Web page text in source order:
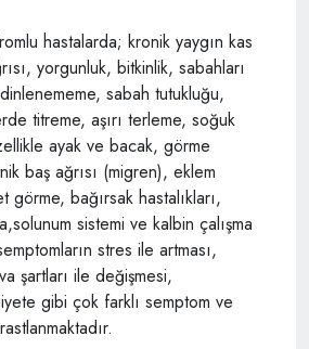
hastalarda; kronik yaygın kas
yorgunluk, bitkinlik, sabahları
sabah tutukluğu,
titreme, aşırı terleme, soğuk
ayak ve bacak, görme
baş ağrısı (migren), eklem
görme, bağırsak hastalıkları,
sistemi ve kalbin çalışma
stres ile artması,
şartları ile değişmesi,
gibi çok farklı semptom ve